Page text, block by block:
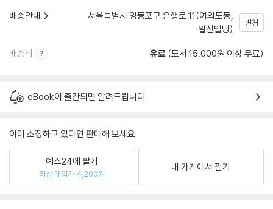
배송안내
서울특별시 영등포구 은행로 11(여의도동,
일신빌딩)
변경
배송비 유료 (도서 15,000원 이상 무료)
eBook이 출간되면 알려드립니다.
이미 소장하고 있다면 판매해 보세요.
예스24에 팔기
최상 매입가 4,200원
내 가게에서 팔기